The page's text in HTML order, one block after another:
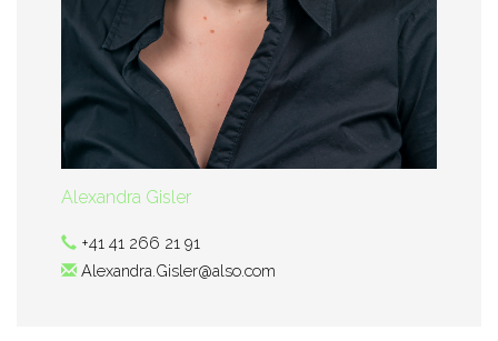
Alexandra Gisler
+41 41 266 21 91
Alexandra.Gisler@also.com